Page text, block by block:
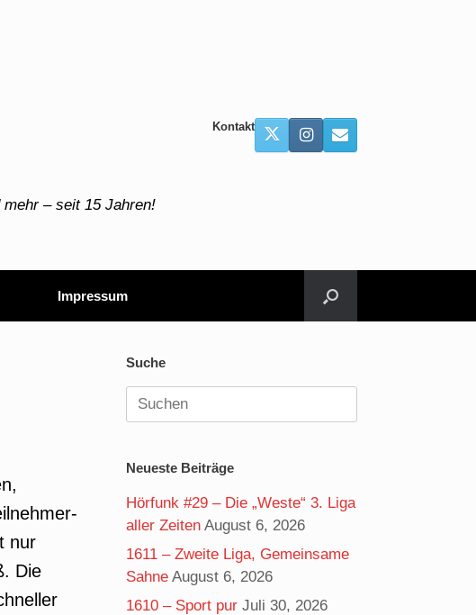
– seit 15 Jahren!
Kontakt
Impressum
nur
Die
Suche
Suchen
nach:
Neueste Beiträge
Hörfunk #29 – Die „Weste“ 3. Liga
aller Zeiten August 6, 2026
1611 – Zweite Liga, Gemeinsame
Sahne August 6, 2026
1610 – Sport pur Juli 30, 2026